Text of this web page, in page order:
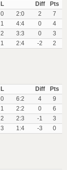
L Diff
Pts
0 2:0 2
7
1 4:4 0
4
2 3:3 0
3
1 2:4 -2 2
L Diff
Pts
0 6:2 4
9
1 2:2 0
6
2 2:3 -1
3
3 1:4 -3 0